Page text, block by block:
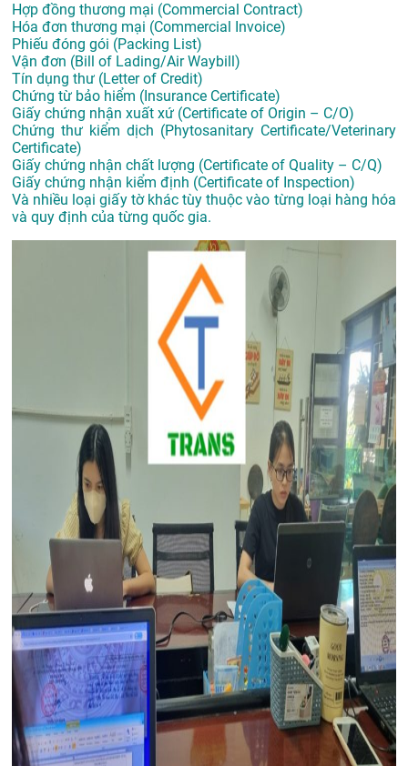
Hợp đồng thương mại (Commercial Contract)
Hóa đơn thương mại (Commercial Invoice)
Phiếu đóng gói (Packing List)
Vận đơn (Bill of Lading/Air Waybill)
Tín dụng thư (Letter of Credit)
Chứng từ bảo hiểm (Insurance Certificate)
Giấy chứng nhận xuất xứ (Certificate of Origin – C/O)
Chứng thư kiểm dịch (Phytosanitary Certificate/Veterinary
Certificate)
Giấy chứng nhận chất lượng (Certificate of Quality – C/Q)
Giấy chứng nhận kiểm định (Certificate of Inspection)
Và nhiều loại giấy tờ khác tùy thuộc vào từng loại hàng hóa
và quy định của từng quốc gia.